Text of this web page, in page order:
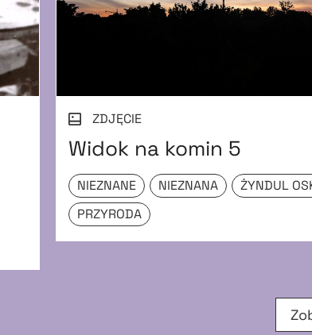
ZDJĘCIE
Widok na komin 5
NIEZNANE NIEZNANA ŻYNDUL
PRZYRODA